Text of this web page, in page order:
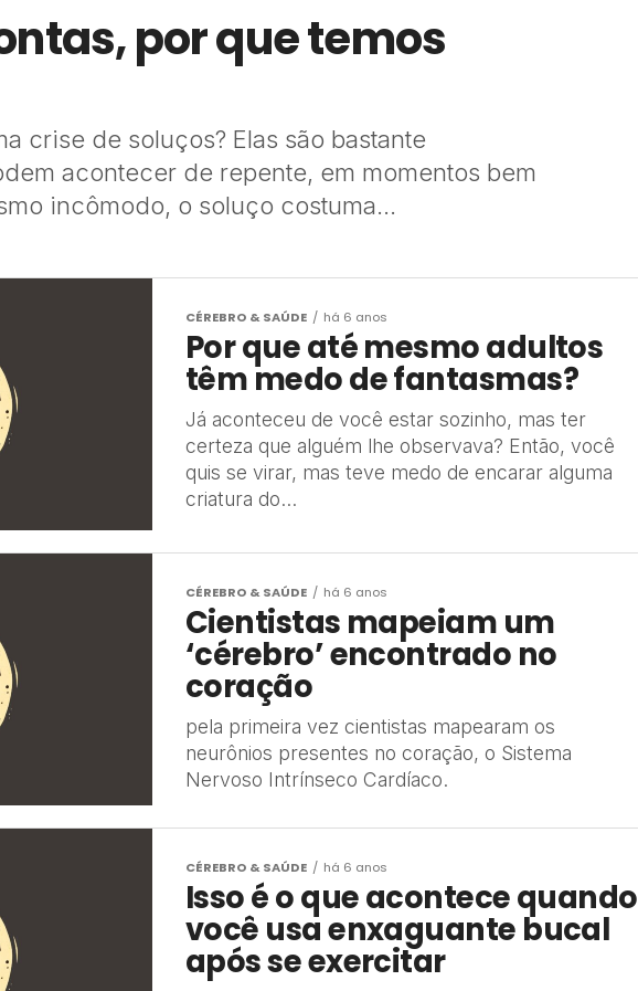
por que temos
crise de soluços? Elas são bastante
acontecer de repente, em momentos bem
incômodo, o soluço costuma...
CÉREBRO & SAÚDE há 6 anos
Por que até mesmo adultos
têm medo de fantasmas?
Já aconteceu de você estar sozinho, mas ter
certeza que alguém lhe observava? Então, você
quis se virar, mas teve medo de encarar alguma
criatura do...
CÉREBRO & SAÚDE há 6 anos
Cientistas mapeiam um
‘cérebro’ encontrado no
coração
pela primeira vez cientistas mapearam os
neurônios presentes no coração, o Sistema
Nervoso Intrínseco Cardíaco.
CÉREBRO & SAÚDE há 6 anos
Isso é o que acontece quando
você usa enxaguante bucal
após se exercitar